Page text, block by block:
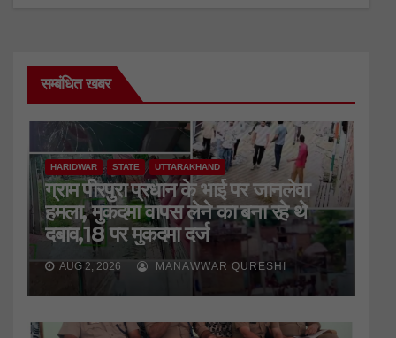
सम्बंधित खबर
HARIDWAR STATE UTTARAKHAND
ग्राम पीरपुरा प्रधान के भाई पर जानलेवा
हमला, मुकदमा वापस लेने का बना रहे थे
दबाव,18 पर मुकदमा दर्ज
AUG 2, 2026 MANAWWAR QURESHI